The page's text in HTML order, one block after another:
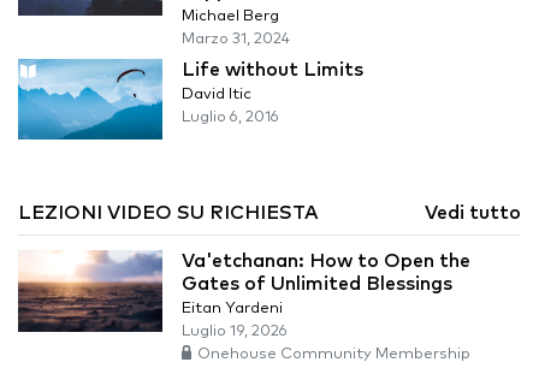
Michael Berg
Marzo 31, 2024
Life without Limits
David Itic
Luglio 6, 2016
LEZIONI VIDEO SU RICHIESTA Vedi tutto
Va'etchanan: How to Open the
Gates of Unlimited Blessings
Eitan Yardeni
Luglio 19, 2026
Onehouse Community Membership